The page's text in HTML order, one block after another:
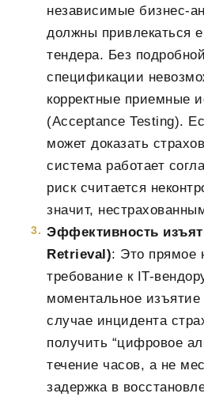
независимые бизнес-
должны привлекаться
тендера. Без
спецификации
корректные приемные
(Acceptance Testing).
может доказать
система работает
риск считается
значит,
Эффективность
Retrieval): Это прямое
требование к IT-
моментальное
случае инцидента
получить “цифровое
течение часов, а не
задержка в